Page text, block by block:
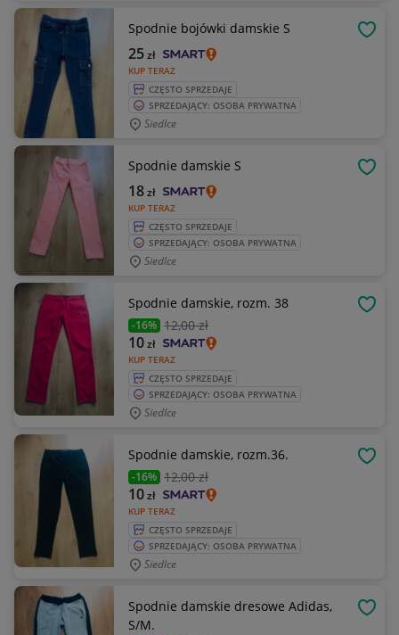
Spodnie bojówki damskie S
KUP TERAZ
25zł
CZĘSTO SPRZEDAJE
SPRZEDAJĄCY: OSOBA PRYWATNA
Siedlce
Spodnie damskie S
KUP TERAZ
18zł
CZĘSTO SPRZEDAJE
SPRZEDAJĄCY: OSOBA PRYWATNA
Siedlce
Spodnie damskie, rozm. 38
-16% 12,00 zł
KUP TERAZ
10zł
CZĘSTO SPRZEDAJE
SPRZEDAJĄCY: OSOBA PRYWATNA
Siedlce
Spodnie damskie, rozm.36.
-16% 12,00 zł
KUP TERAZ
10zł
CZĘSTO SPRZEDAJE
SPRZEDAJĄCY: OSOBA PRYWATNA
Siedlce
Spodnie damskie dresowe Adidas,
S/M.